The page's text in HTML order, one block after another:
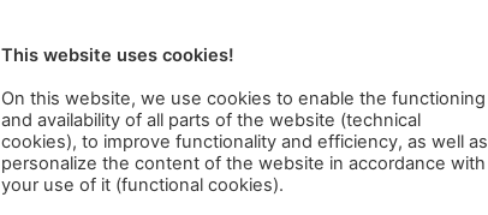
FAX: +385 1 6042 599
This website uses cookies!
On this website, we use cookies to enable the functioning
and availability of all parts of the website (technical
cookies), to improve functionality and efficiency, as well as
personalize the content of the website in accordance with
your use of it (functional cookies).